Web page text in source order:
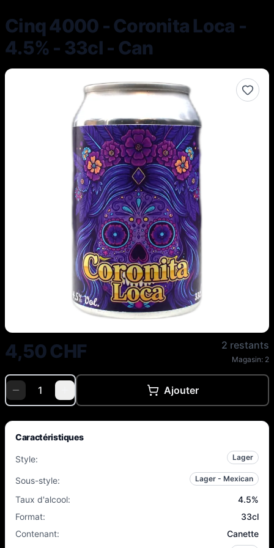
Cinq 4000 - Coronita Loca -
4.5% - 33cl - Can
Cinq 4000 - Coronita Loca -
4,50 CHF 2 restants
Magasin: 2
Ajouter
Caractéristiques
Style: Lager
Sous-style: Lager - Mexican
Taux d'alcool: 4.5%
Format:
33cl
Contenant:
Canette